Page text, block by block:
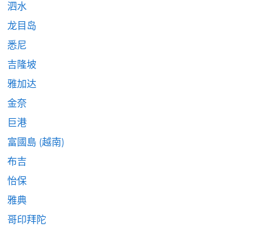
泗水
龙目岛
悉尼
吉隆坡
雅加达
金奈
巨港
富國島 (越南)
布吉
怡保
雅典
哥印拜陀